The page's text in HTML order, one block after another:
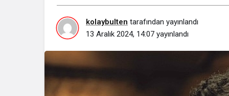
kolaybulten tarafından yayınlandı
13 Aralık 2024, 14:07 yayınlandı